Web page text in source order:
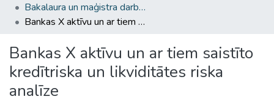
Bakalaura un maģistra darbi (ESZF) / Bachelor's and Master's theses
Bankas X aktīvu un ar tiem saistīto kredītriska un likviditātes riska analīze
Bankas X aktīvu un ar tiem saistīto
kredītriska un likviditātes riska
analīze